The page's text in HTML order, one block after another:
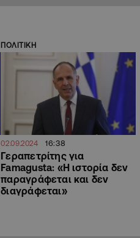
ΠΟΛΙΤΙΚΗ
02.09.2024 16:38
Γεραπετρίτης για
Famagusta: «Η ιστορία δεν
παραγράφεται και δεν
διαγράφεται»